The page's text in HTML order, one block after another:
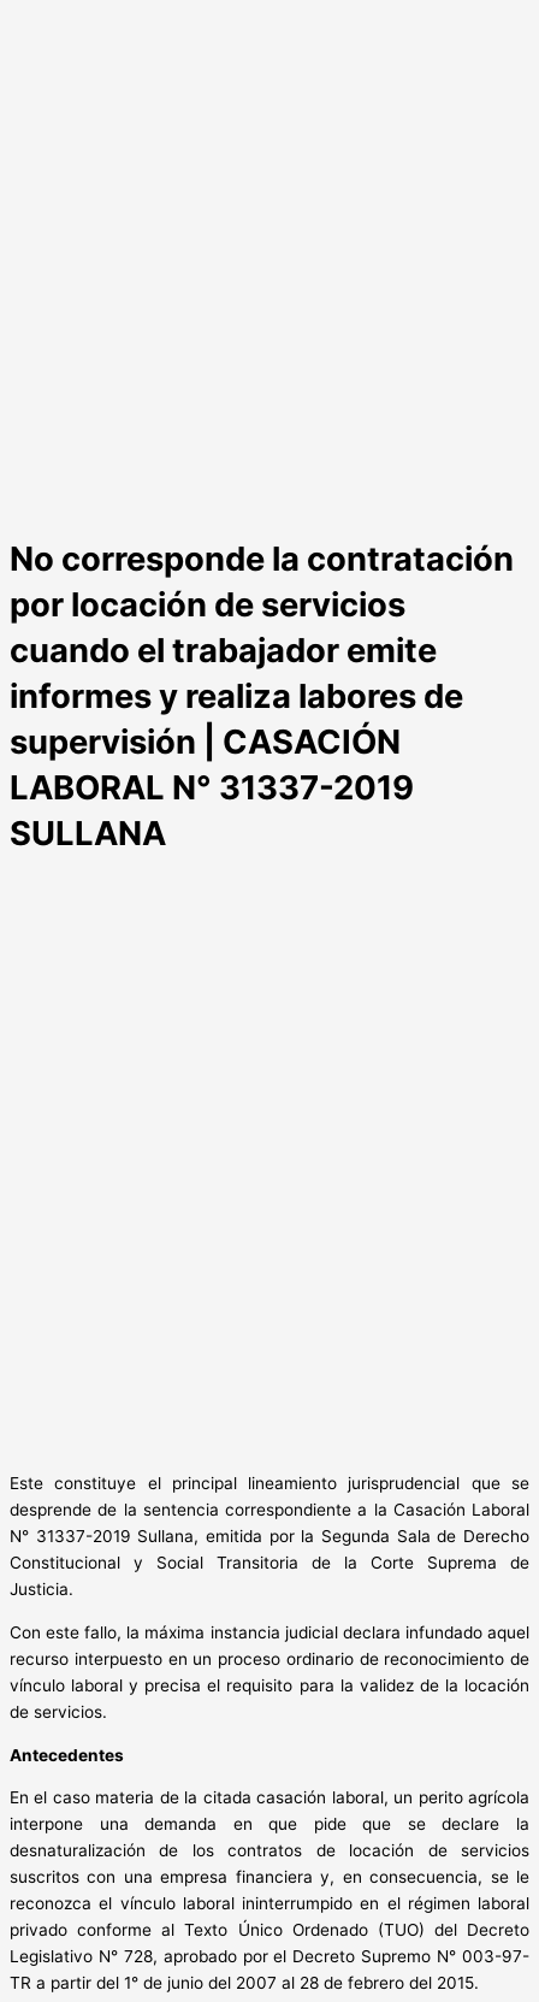
No corresponde la contratación
por locación de servicios
cuando el trabajador emite
informes y realiza labores de
supervisión | CASACIÓN
LABORAL N° 31337-2019
SULLANA
Este constituye el principal lineamiento jurisprudencial que se
desprende de la sentencia correspondiente a la Casación Laboral
N° 31337-2019 Sullana, emitida por la Segunda Sala de Derecho
Constitucional y Social Transitoria de la Corte Suprema de
Justicia.
Con este fallo, la máxima instancia judicial declara infundado aquel
recurso interpuesto en un proceso ordinario de reconocimiento de
vínculo laboral y precisa el requisito para la validez de la locación
de servicios.
Antecedentes
En el caso materia de la citada casación laboral, un perito agrícola
interpone una demanda en que pide que se declare la
desnaturalización de los contratos de locación de servicios
suscritos con una empresa financiera y, en consecuencia, se le
reconozca el vínculo laboral ininterrumpido en el régimen laboral
privado conforme al Texto Único Ordenado (TUO) del Decreto
Legislativo N° 728, aprobado por el Decreto Supremo N° 003-97-
TR a partir del 1° de junio del 2007 al 28 de febrero del 2015.